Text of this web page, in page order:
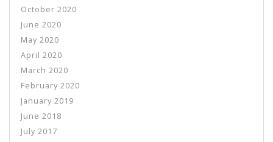
October 2020
June 2020
May 2020
April 2020
March 2020
February 2020
January 2019
June 2018
July 2017